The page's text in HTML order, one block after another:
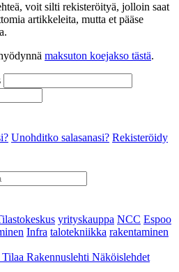
voit silti rekisteröityä, jolloin saat
artikkeleita, mutta et pääse
maksuton koejakso tästä.
Unohditko salasanasi? Rekisteröidy
yrityskauppa NCC Espoo
Infra talotekniikka rakentaminen
Tilaa Rakennuslehti Näköislehdet